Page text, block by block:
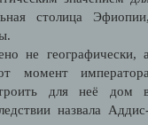
столица
не географически,
момент
для неё дом
назвала